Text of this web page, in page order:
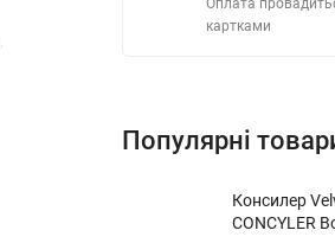
Оплата
картками
Популярні
Консилер
CONCYLER